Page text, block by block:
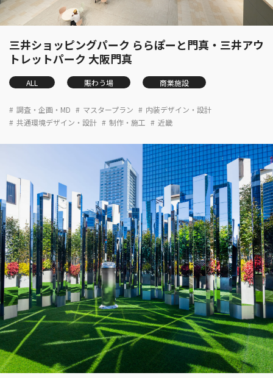
三井ショッピングパーク ららぽーと門真・三井アウ
トレットパーク 大阪門真
ALL 賑わう場 商業施設
調査・企画・MD マスタープラン
内装デザイン・設計
共通環境デザイン・設計
制作・施工 近畿